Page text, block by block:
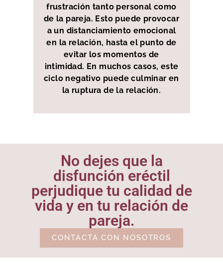
frustración tanto personal como
de la pareja. Esto puede provocar
a un distanciamiento emocional
en la relación, hasta el punto de
evitar los momentos de
intimidad. En muchos casos, este
ciclo negativo puede culminar en
la ruptura de la relación.
No dejes que la
disfunción eréctil
perjudique tu calidad de
vida y en tu relación de
pareja.
CONTACTA CON NOSOTROS